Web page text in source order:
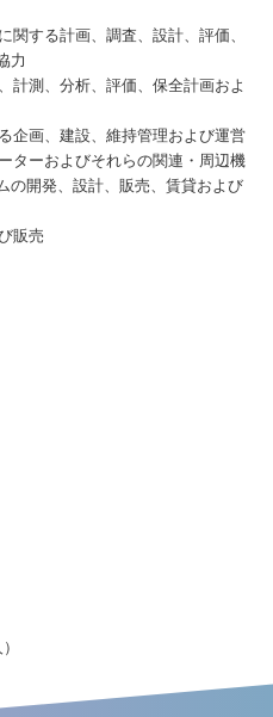
関する計画、調査、設計、評価、
力
計測、分析、評価、保全計画およ
企画、建設、維持管理および運営
ターおよびそれらの関連・周辺機
の開発、設計、販売、賃貸および
販売